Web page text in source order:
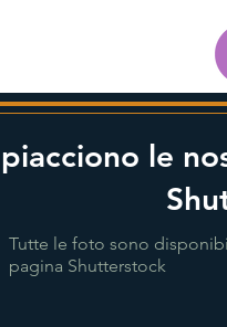
le
Tutte le foto sono
pagina Shutterstock